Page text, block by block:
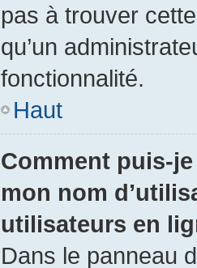
pas à trouver
qu’un
fonctionnalité.
Haut
Comment puis-
mon nom
utilisateurs en
Dans le panneau